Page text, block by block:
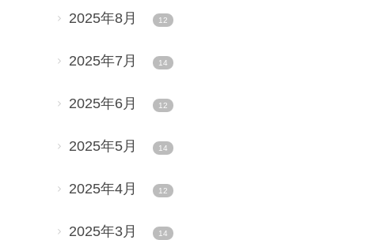
2025年8月 12
2025年7月 14
2025年6月 12
2025年5月 14
2025年4月 12
2025年3月 14